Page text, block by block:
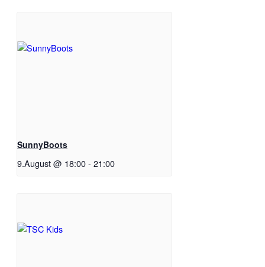
SunnyBoots
9.August @ 18:00- 21:00